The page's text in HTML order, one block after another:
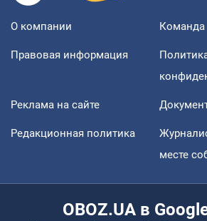
О компании Команда
Правовая информация
Реклама на сайте
Редакционная политика
месте
OBOZ.UA в